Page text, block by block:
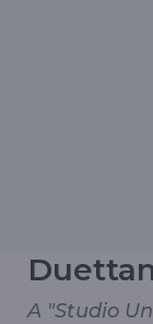
A "Studio